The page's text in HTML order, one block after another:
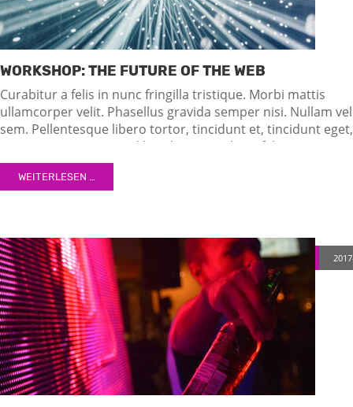
WORKSHOP: THE FUTURE OF THE WEB
Curabitur a felis in nunc fringilla tristique. Morbi mattis
ullamcorper velit. Phasellus gravida semper nisi. Nullam vel
sem. Pellentesque libero tortor, tincidunt et, tincidunt eget,
semper nec, quam. Sed hendrerit. Morbi ac felis. Nunc
egestas, augue at pellentesque laoreet.
WEITERLESEN …